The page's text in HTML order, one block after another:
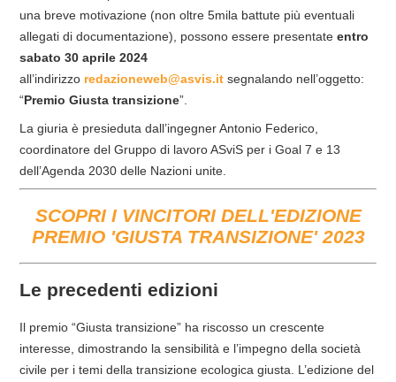
una breve motivazione (non oltre 5mila battute più eventuali
allegati di documentazione), possono essere presentate entro
sabato 30 aprile 2024
all’indirizzo redazioneweb@asvis.it segnalando nell’oggetto:
“Premio Giusta transizione”.
La giuria è presieduta dall’ingegner Antonio Federico,
coordinatore del Gruppo di lavoro ASviS per i Goal 7 e 13
dell’Agenda 2030 delle Nazioni unite.
SCOPRI I VINCITORI DELL'EDIZIONE
PREMIO 'GIUSTA TRANSIZIONE' 2023
Le precedenti edizioni
Il premio “Giusta transizione” ha riscosso un crescente
interesse, dimostrando la sensibilità e l’impegno della società
civile per i temi della transizione ecologica giusta. L’edizione del